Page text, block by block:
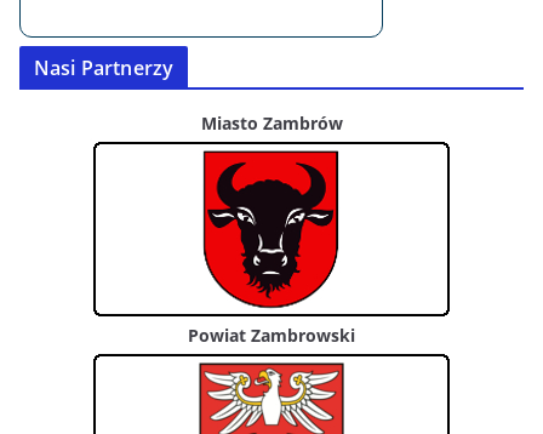
Nasi Partnerzy
Miasto Zambrów
Powiat Zambrowski